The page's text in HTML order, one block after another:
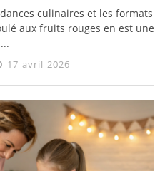
culinaires et les formats
aux fruits rouges en est une
...
17 avril 2026